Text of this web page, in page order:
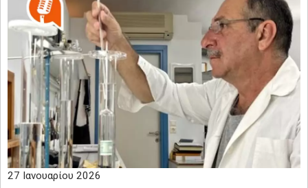
27 Ιανουαρίου 2026